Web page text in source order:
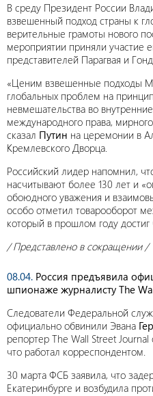
В среду Президент России
взвешенный подход страны к
верительные грамоты нового
мероприятии приняли участие
представителей Парагвая и
«Ценим взвешенные подходы
глобальных проблем на
невмешательства во
международного права,
сказал Путин на церемонии в
Кремлевского Дворца.
Российский лидер напомнил,
насчитывают более 130 лет и
обоюдного уважения и
особо отметил товарооборот
который в прошлом году
/ Представлено в сокращении /
08.04. Россия предъявила
шпионаже журналисту The
Следователи Федеральной
официально обвинили Эвана
репортер The Wall Street Journal
что работал корреспондентом.
30 марта ФСБ заявила, что
Екатеринбурге и возбудила